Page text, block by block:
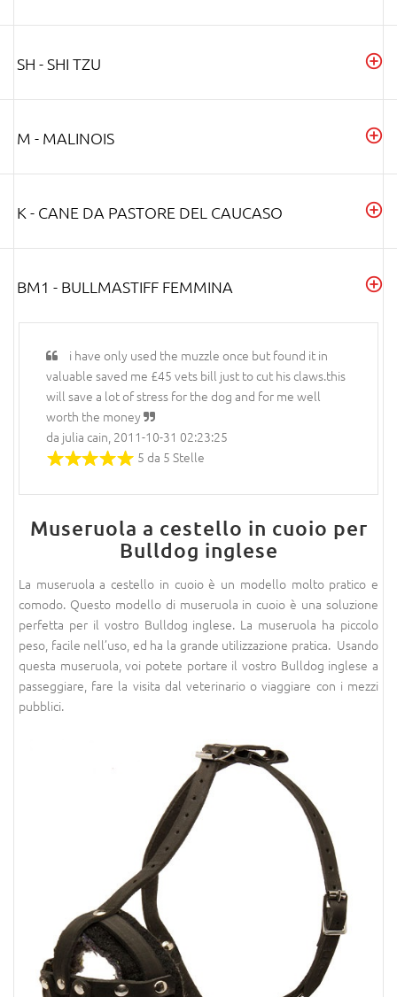
SH - SHI TZU
M - MALINOIS
K - CANE DA PASTORE DEL CAUCASO
BM1 - BULLMASTIFF FEMMINA
i have only used the muzzle once but found it in
valuable saved me £45 vets bill just to cut his claws.this
will save a lot of stress for the dog and for me well
worth the money
da julia cain, 2011-10-31 02:23:25
5 da 5 Stelle
Museruola a cestello in cuoio per
Bulldog inglese
La museruola a cestello in cuoio è un modello molto pratico e
comodo. Questo modello di museruola in cuoio è una soluzione
perfetta per il vostro Bulldog inglese. La museruola ha piccolo
peso, facile nell’uso, ed ha la grande utilizzazione pratica. Usando
questa museruola, voi potete portare il vostro Bulldog inglese a
passeggiare, fare la visita dal veterinario o viaggiare con i mezzi
pubblici.